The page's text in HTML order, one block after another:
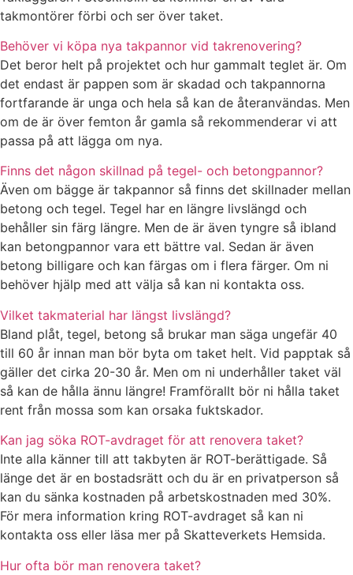
takmontörer förbi och ser över taket.
Behöver vi köpa nya takpannor vid takrenovering?
Det beror helt på projektet och hur gammalt teglet är. Om
det endast är pappen som är skadad och takpannorna
fortfarande är unga och hela så kan de återanvändas. Men
om de är över femton år gamla så rekommenderar vi att
passa på att lägga om nya.
Finns det någon skillnad på tegel- och betongpannor?
Även om bägge är takpannor så finns det skillnader mellan
betong och tegel. Tegel har en längre livslängd och
behåller sin färg längre. Men de är även tyngre så ibland
kan betongpannor vara ett bättre val. Sedan är även
betong billigare och kan färgas om i flera färger. Om ni
behöver hjälp med att välja så kan ni kontakta oss.
Vilket takmaterial har längst livslängd?
Bland plåt, tegel, betong så brukar man säga ungefär 40
till 60 år innan man bör byta om taket helt. Vid papptak så
gäller det cirka 20-30 år. Men om ni underhåller taket väl
så kan de hålla ännu längre! Framförallt bör ni hålla taket
rent från mossa som kan orsaka fuktskador.
Kan jag söka ROT-avdraget för att renovera taket?
Inte alla känner till att takbyten är ROT-berättigade. Så
länge det är en bostadsrätt och du är en privatperson så
kan du sänka kostnaden på arbetskostnaden med 30%.
För mera information kring ROT-avdraget så kan ni
kontakta oss eller läsa mer på Skatteverkets Hemsida.
Hur ofta bör man renovera taket?